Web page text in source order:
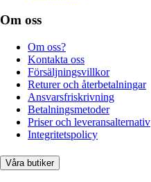
Om oss
Om oss?
Kontakta oss
Försäljningsvillkor
Returer och återbetalningar
Ansvarsfriskrivning
Betalningsmetoder
Priser och leveransalternativ
Integritetspolicy
Våra butiker